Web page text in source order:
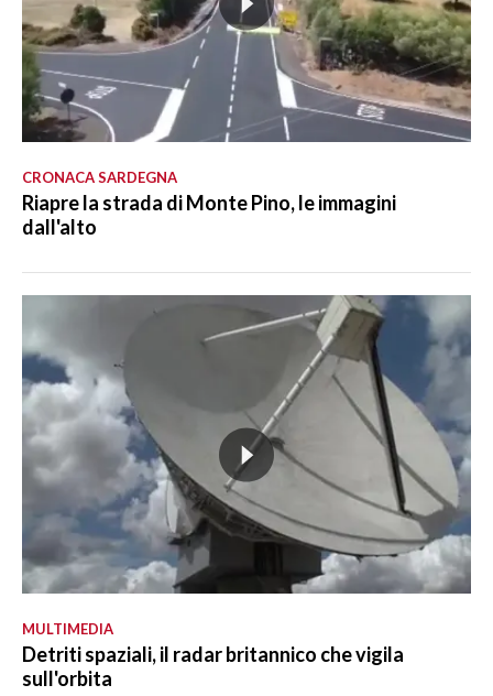
CRONACA SARDEGNA
Riapre la strada di Monte Pino, le immagini
dall'alto
MULTIMEDIA
Detriti spaziali, il radar britannico che vigila
sull'orbita